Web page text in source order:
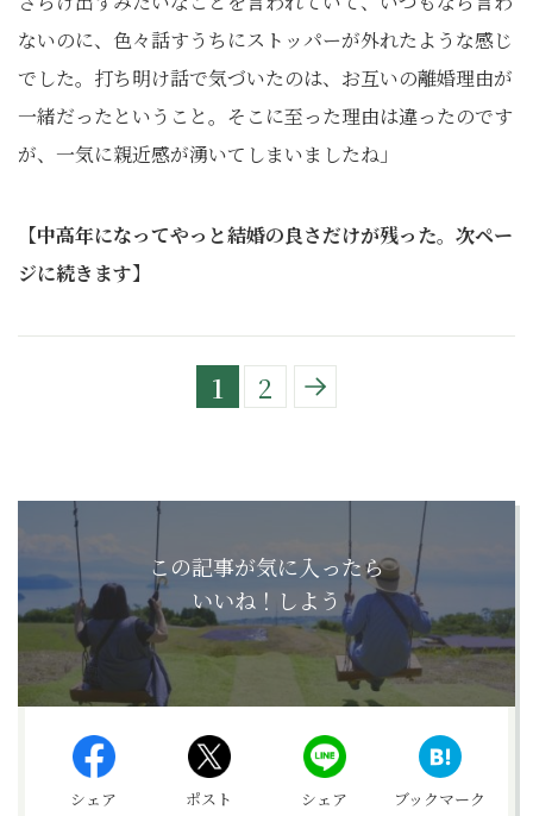
ないのに、色々話すうちにストッパーが外れたような感じ
でした。打ち明け話で気づいたのは、お互いの離婚理由が
一緒だったということ。そこに至った理由は違ったのです
が、一気に親近感が湧いてしまいましたね」
【中高年になってやっと結婚の良さだけが残った。 次ペー
ジに続きます】
1 2
この記事が気に入ったら
いいね！しよう
シェア ポスト シェア ブックマーク